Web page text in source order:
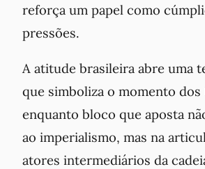
reforça um papel como
pressões.
A atitude brasileira abre uma
que simboliza o momento dos
enquanto bloco que aposta
ao imperialismo, mas na
atores intermediários da